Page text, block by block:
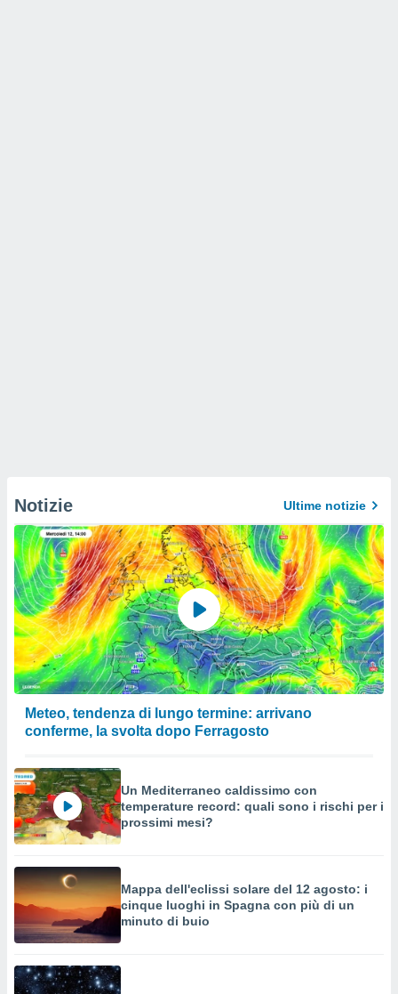
Notizie Ultime notizie
Meteo, tendenza di lungo termine: arrivano
conferme, la svolta dopo Ferragosto
Un Mediterraneo caldissimo con
temperature record: quali sono i rischi per i
prossimi mesi?
Mappa dell'eclissi solare del 12 agosto: i
cinque luoghi in Spagna con più di un
minuto di buio